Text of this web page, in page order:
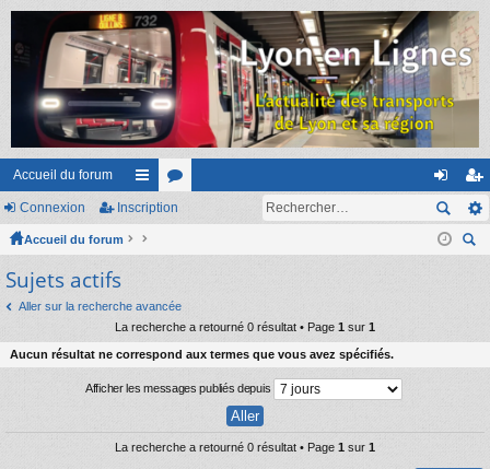
Accueil du forum
ac
co
ci
s
or
s
on
ne
ns
cri
Connexion Inscription
Accueil du forum
Sujets actifs
Aller sur la recherche avancée
La recherche a retourné 0 résultat • Page 1 sur 1
Aucun résultat ne correspond aux termes que vous avez spécifiés.
Afficher les messages publiés depuis
La recherche a retourné 0 résultat • Page 1 sur 1